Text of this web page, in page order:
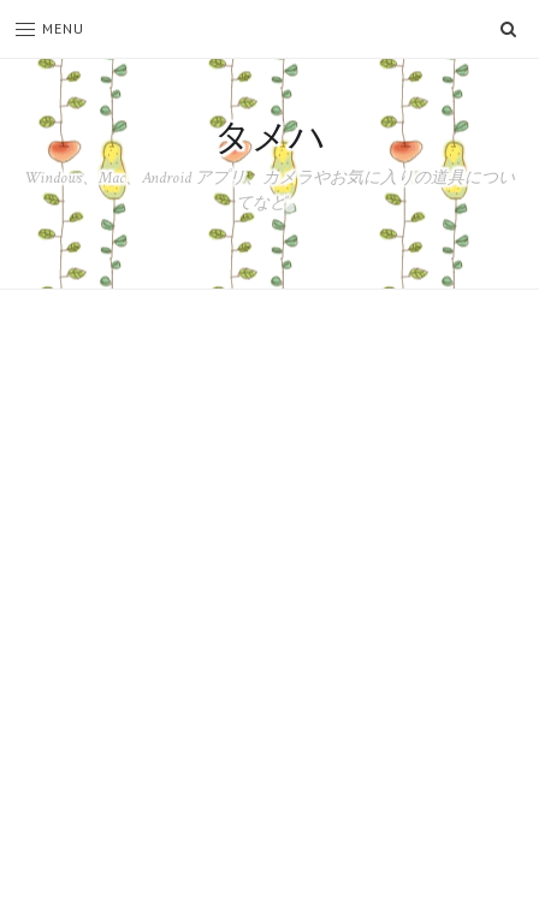
MENU
タメハ
Windows、Mac、Android アプリ、カメラやお気に入りの道具につい
てなど。